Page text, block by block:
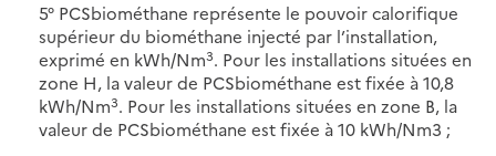
5° PCSbiométhane représente le pouvoir calorifique
supérieur du biométhane injecté par l’installation,
exprimé en kWh/Nm3. Pour les installations situées en
zone H, la valeur de PCSbiométhane est fixée à 10,8
kWh/Nm3. Pour les installations situées en zone B, la
valeur de PCSbiométhane est fixée à 10 kWh/Nm3 ;